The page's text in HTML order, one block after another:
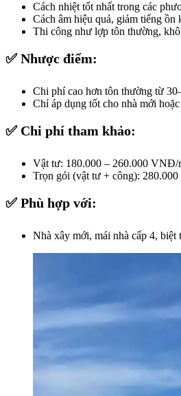
Cách nhiệt tốt nhất trong các
Cách âm hiệu quả, giảm tiếng ồn
Thi công như lợp tôn thường,
✅ Nhược điểm:
Chi phí cao hơn tôn thường từ
Chỉ áp dụng tốt cho nhà mới
✅ Chi phí tham khảo:
Vật tư: 180.000 – 260.000 VNĐ/
Trọn gói (vật tư + công):
✅ Phù hợp với:
Nhà xây mới, mái nhà cấp 4,